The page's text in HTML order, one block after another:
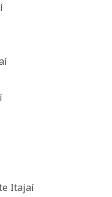
Itajaí